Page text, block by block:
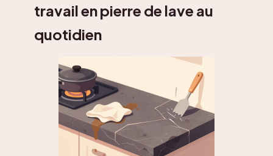
travail en pierre de lave au
quotidien